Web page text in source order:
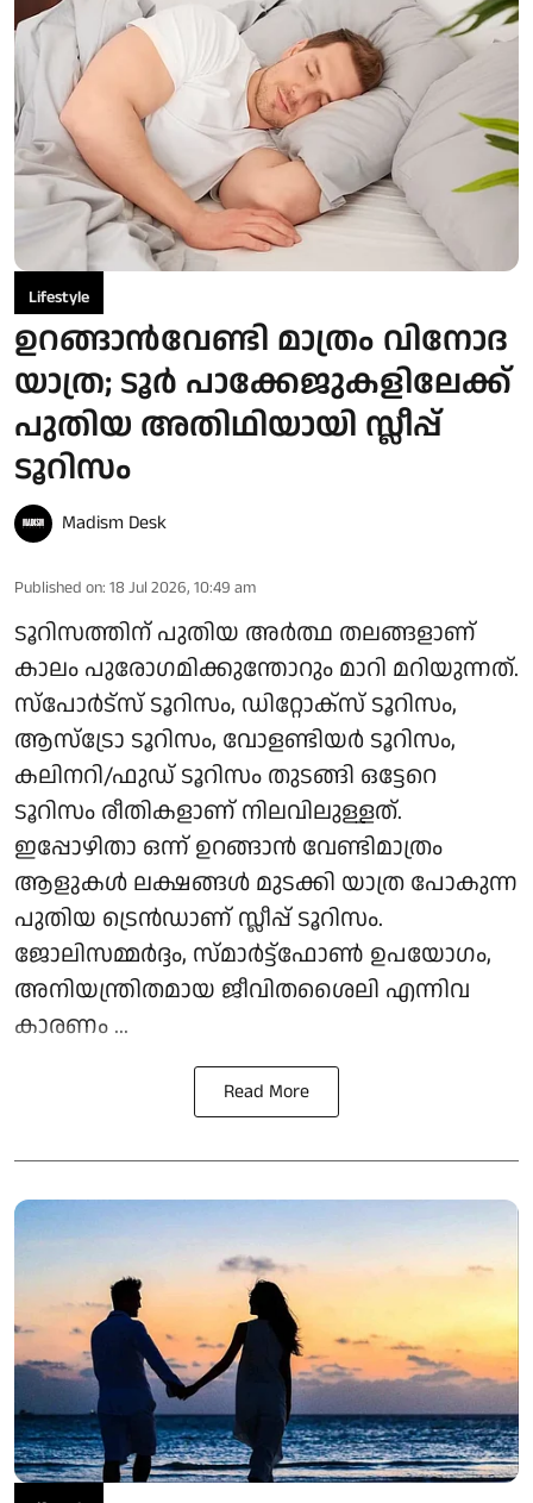
Lifestyle
ഉറങ്ങാൻവേണ്ടി മാത്രം വിനോദ
യാത്ര; ടൂർ പാക്കേജുകളിലേക്ക്
പുതിയ അതിഥിയായി സ്ലീപ്പ്
ടൂറിസം
Madism Desk
Published on: 18 Jul 2026, 10:49 am
ടൂറിസത്തിന് പുതിയ അർത്ഥ തലങ്ങളാണ്
കാലം പുരോ​ഗമിക്കുന്തോറും മാറി മറിയുന്നത്.
സ്പോർട്സ് ടൂറിസം, ഡിറ്റോക്സ് ടൂറിസം,
ആസ്ട്രോ ടൂറിസം, വോളണ്ടിയർ ടൂറിസം,
കലിനറി/ഫുഡ് ടൂറിസം തുടങ്ങി ഒട്ടേറെ
ടൂറിസം രീതികളാണ് നിലവിലുള്ളത്.
ഇപ്പോഴിതാ ഒന്ന് ഉറങ്ങാൻ വേണ്ടിമാത്രം
ആളുകൾ ലക്ഷങ്ങൾ മുടക്കി യാത്ര പോകുന്ന
പുതിയ ട്രെൻഡാണ് സ്ലീപ്പ് ടൂറിസം.
ജോലിസമ്മർദ്ദം, സ്മാർട്ട്ഫോൺ ഉപയോഗം,
അനിയന്ത്രിതമായ ജീവിതശൈലി എന്നിവ
കാരണം ...
Read More